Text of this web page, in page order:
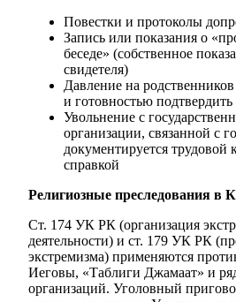
Повестки и протоколы
Запись или показания о
беседе» (собственное
свидетеля)
Давление на
и готовностью подтвердить
Увольнение с
организации, связанной с
документируется трудовой
справкой
Религиозные преследования в
Ст. 174 УК РК (организация
деятельности) и ст. 179 УК РК
экстремизма) применяются
Иеговы, «Таблиги Джамаат» и
организаций. Уголовный